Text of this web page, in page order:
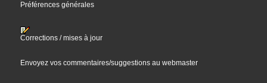
Préférences générales
Corrections / mises à jour
Envoyez vos commentaires/suggestions au webmaster